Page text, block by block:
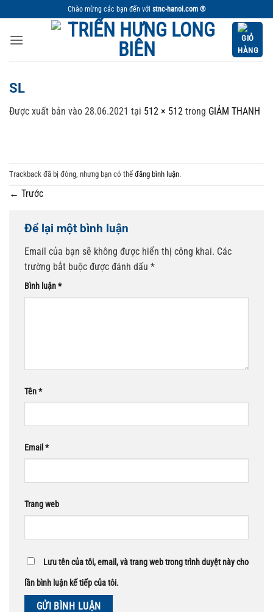
qua
nội
Chào mừng các bạn đến với stnc-hanoi.com ®
SL
Được xuất bản vào 28.06.2021 tại 512 × 512 trong GIẢM THANH
Trackback đã bị đóng, nhưng bạn có thể đăng bình luận.
← Trước
Để lại một bình luận
Email của bạn sẽ không được hiển thị công khai. Các
trường bắt buộc được đánh dấu *
Bình luận*
Tên*
Email*
Trang web
Lưu tên của tôi, email, và trang web trong trình duyệt này cho
lần bình luận kế tiếp của tôi.